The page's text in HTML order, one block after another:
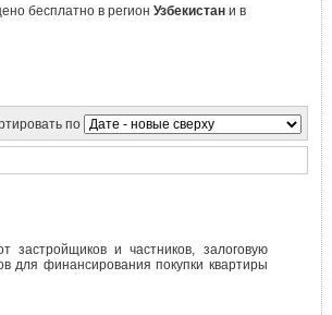
бесплатно в регион Узбекистани в
по
застройщиков и частников, залоговую
для финансирования покупки квартиры